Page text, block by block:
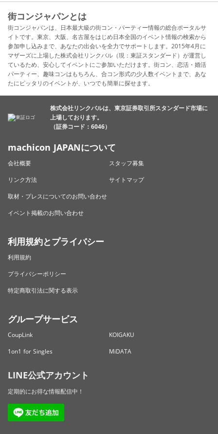
街コンジャパンとは
街コンジャパンは、日本最大級の街コン・パーティー情報の総合ポータルサ
イトです。東京、大阪、名古屋をはじめ日本全国のイベント情報の検索から
参加申し込みまで、あなたの出会いを全力でサポートします。2015年4月に
マザーズに上場した株式会社リンクバル（現：東証スタンダード）が運営し
ているため、安心してイベントにご参加いただけます。街コン、恋活・婚活
パーティー、趣味コンはもちろん、合コン形式の少人数イベントまで、あな
たにピッタリのイベントが、いつでも簡単に探せます。
株式会社リンクバルは、東京証券取引所スタンダード市場に
上場しております。
（証券コード：6046）
machicon JAPANについて
会社概要
スタッフ募集
リンク方法
サイトマップ
取材・プレスについてのお問い合わせ
イベント掲載のお問い合わせ
利用規約とプライバシー
利用規約
プライバシーポリシー
特定商取引法に関する表示
グループサービス
CoupLink
KOIGAKU
1on1 for Singles
MiDATA
LINE公式アカウント
定期的にお得な情報配信中！